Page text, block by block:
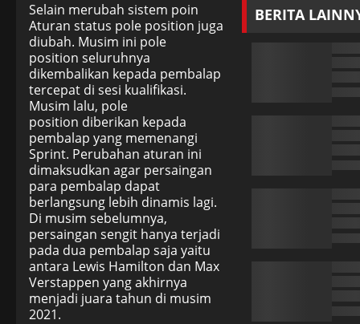
Selain merubah sistem poin
Aturan status pole position juga
diubah. Musim ini pole
position seluruhnya
dikembalikan kepada pembalap
tercepat di sesi kualifikasi.
Musim lalu, pole
position diberikan kepada
pembalap yang memenangi
Sprint. Perubahan aturan ini
dimaksudkan agar persaingan
para pembalap dapat
berlangsung lebih dinamis lagi.
Di musim sebelumnya,
persaingan sengit hanya terjadi
pada dua pembalap saja yaitu
antara Lewis Hamilton dan Max
Verstappen yang akhirnya
menjadi juara tahun di musim
2021.
BERITA